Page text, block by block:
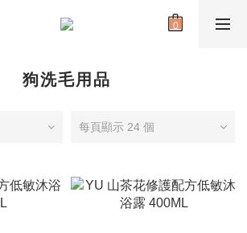
狗洗毛用品
每頁顯示 24 個